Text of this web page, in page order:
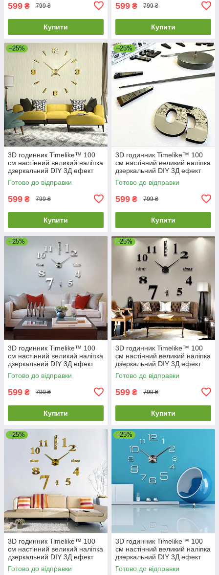
599 ₴ 799 ₴
Купити
599 ₴ 799 ₴
Купити
–25%
3D годинник Timelike™ 100
см настінний великий наліпка
дзеркальний DIY 3Д ефект
Арабські2-G золотистий
Готово до відправки
599 ₴ 799 ₴
Купити
–25%
3D годинник Timelike™ 100
см настінний великий наліпка
дзеркальний DIY 3Д ефект
Арабські2-Gr в їдальню сірий
Готово до відправки
599 ₴ 799 ₴
Купити
–25%
3D годинник Timelike™ 100
см настінний великий наліпка
дзеркальний DIY 3Д ефект
Написи-S сріблястий
Готово до відправки
599 ₴ 799 ₴
Купити
–25%
3D годинник Timelike™ 100
см настінний великий наліпка
дзеркальний DIY 3Д ефект
Написи-B чорний
Готово до відправки
599 ₴ 799 ₴
Купити
–25%
3D годинник Timelike™ 100
см настінний великий наліпка
дзеркальний DIY 3Д ефект
Написи-G золотистий
Готово до відправки
–25%
3D годинник Timelike™ 100
см настінний великий наліпка
дзеркальний DIY 3Д ефект
Арабські3-S сріблястий
Готово до відправки